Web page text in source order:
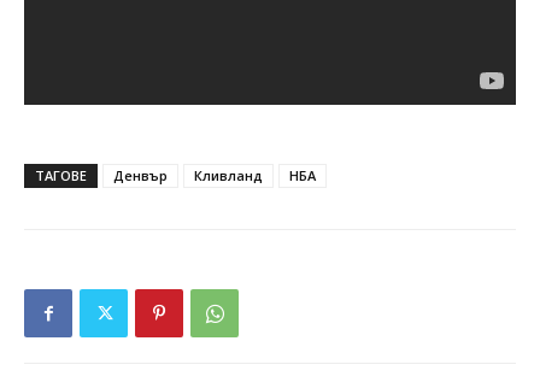
ТАГОВЕ Денвър Кливланд НБА